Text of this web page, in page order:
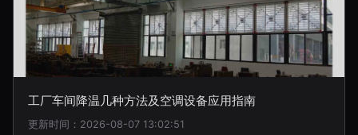
工厂车间降温几种方法及空调设备应用指南
更新时间：2026-08-07 13:02:51